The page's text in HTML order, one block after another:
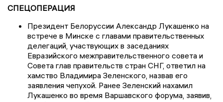
СПЕЦОПЕРАЦИЯ
Президент Белоруссии Александр Лукашенко на
встрече в Минске с главами правительственных
делегаций, участвующих в заседаниях
Евразийского межправительственного совета и
Совета глав правительств стран СНГ, ответил на
хамство Владимира Зеленского, назвав его
заявления чепухой. Ранее Зеленский нахамил
Лукашенко во время Варшавского форума, заявив,